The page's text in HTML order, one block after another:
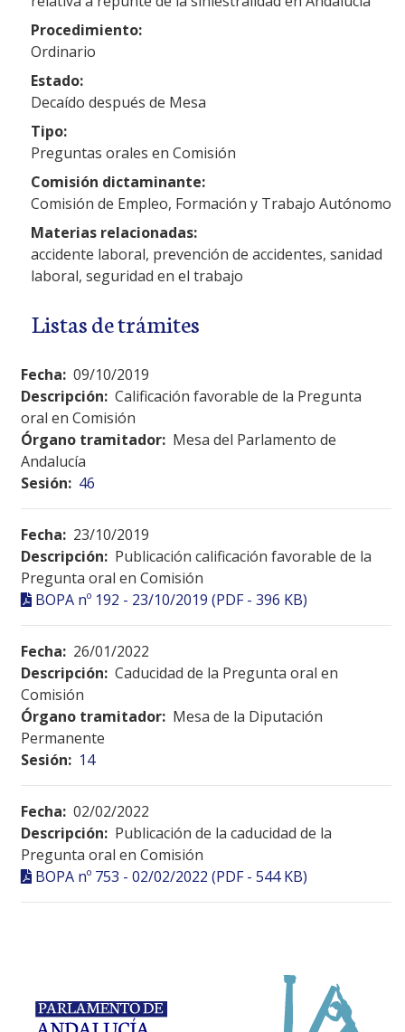
Procedimiento:
Ordinario
Estado:
Decaído después de Mesa
Tipo:
Preguntas orales en Comisión
Comisión dictaminante:
Comisión de Empleo, Formación y Trabajo Autónomo
Materias relacionadas:
accidente laboral, prevención de accidentes, sanidad
laboral, seguridad en el trabajo
Listas de trámites
Fecha: 09/10/2019
Descripción: Calificación favorable de la Pregunta
oral en Comisión
Órgano tramitador: Mesa del Parlamento de
Andalucía
Sesión: 46
Fecha: 23/10/2019
Descripción: Publicación calificación favorable de la
Pregunta oral en Comisión
BOPA nº 192 - 23/10/2019 (PDF - 396 KB)
Fecha: 26/01/2022
Descripción: Caducidad de la Pregunta oral en
Comisión
Órgano tramitador: Mesa de la Diputación
Permanente
Sesión: 14
Fecha: 02/02/2022
Descripción: Publicación de la caducidad de la
Pregunta oral en Comisión
BOPA nº 753 - 02/02/2022 (PDF - 544 KB)